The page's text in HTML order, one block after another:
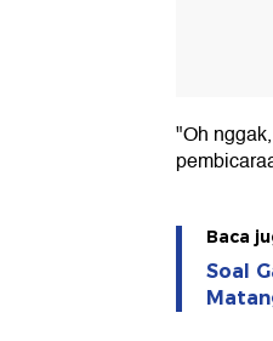
"Oh
Baca
Soal